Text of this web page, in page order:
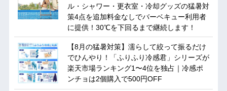
ル・シャワー・更衣室・冷却グッズの猛暑対
策4点を追加料金なしでバーベキュー利用者
に提供！30℃を下回るまで継続します！
【8月の猛暑対策】濡らして絞って振るだけ
でひんやり！「ふりふり冷感君」シリーズが
楽天市場ランキング1〜4位を独占｜冷感ポ
ンチョは2個購入で500円OFF